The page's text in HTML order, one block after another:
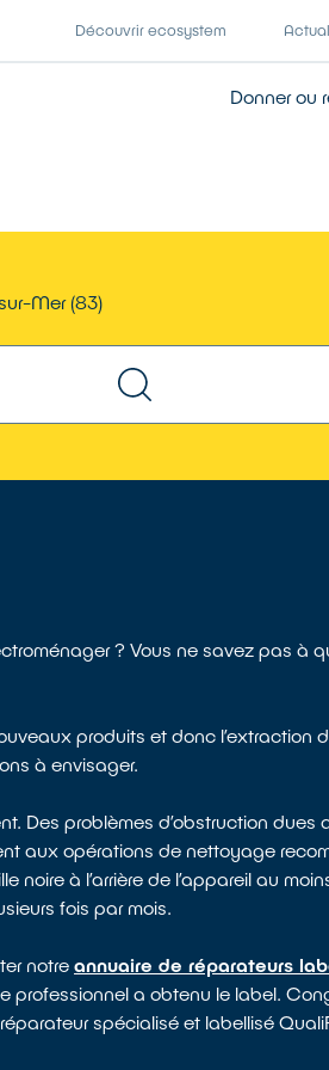
Découvrir ecosystem
Donner ou
Mer (83)
? Vous ne savez pas à
produits et donc l’extraction
à envisager.
Des problèmes d’obstruction dues
aux opérations de nettoyage
à l’arrière de l’appareil au
fois par mois.
notreannuaire de réparateurs
professionnel a obtenu le label.
spécialisé et labellisé